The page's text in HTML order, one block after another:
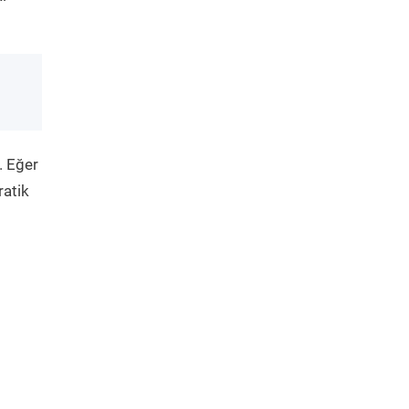
Eğer